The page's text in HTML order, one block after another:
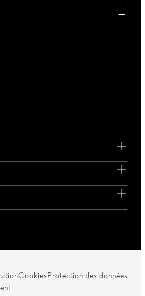
Cookies Protection des données